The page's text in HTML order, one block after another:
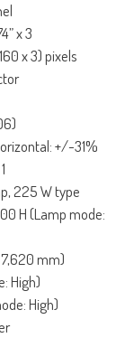
x 3
x 3) pixels
+/-31%
225 W type
H (Lamp mode:
mm)
High)
High)